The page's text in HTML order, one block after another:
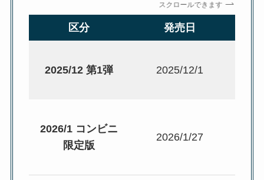
スクロールできます
区分 発売日
2025/12 第1弾 2025/12/1
2026/1 コンビニ
限定版
2026/1/27